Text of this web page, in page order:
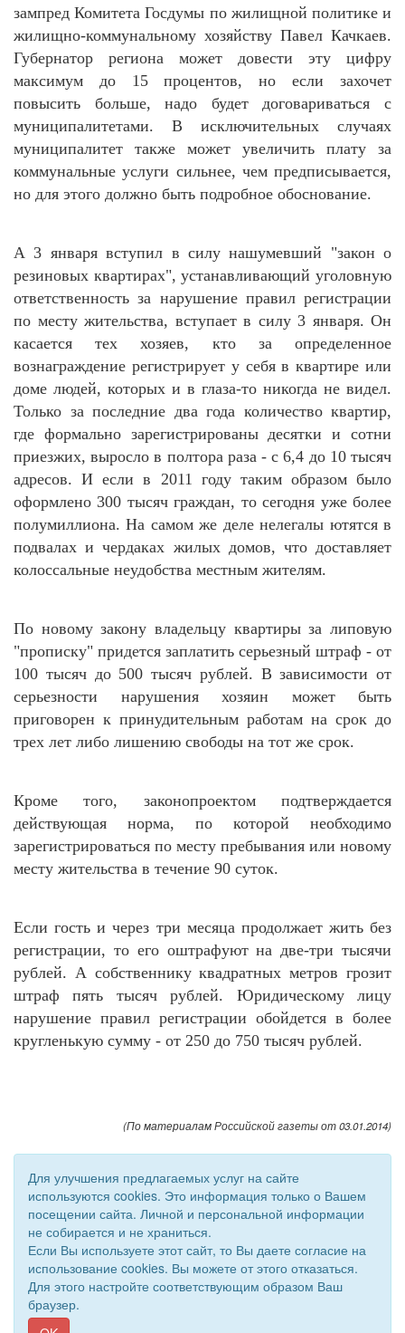
зампред Комитета Госдумы по жилищной политике и
жилищно-коммунальному хозяйству Павел Качкаев.
Губернатор региона может довести эту цифру
максимум до 15 процентов, но если захочет
повысить больше, надо будет договариваться с
муниципалитетами. В исключительных случаях
муниципалитет также может увеличить плату за
коммунальные услуги сильнее, чем предписывается,
но для этого должно быть подробное обоснование.
А 3 января вступил в силу нашумевший "закон о
резиновых квартирах", устанавливающий уголовную
ответственность за нарушение правил регистрации
по месту жительства, вступает в силу 3 января. Он
касается тех хозяев, кто за определенное
вознаграждение регистрирует у себя в квартире или
доме людей, которых и в глаза-то никогда не видел.
Только за последние два года количество квартир,
где формально зарегистрированы десятки и сотни
приезжих, выросло в полтора раза - с 6,4 до 10 тысяч
адресов. И если в 2011 году таким образом было
оформлено 300 тысяч граждан, то сегодня уже более
полумиллиона. На самом же деле нелегалы ютятся в
подвалах и чердаках жилых домов, что доставляет
колоссальные неудобства местным жителям.
По новому закону владельцу квартиры за липовую
"прописку" придется заплатить серьезный штраф - от
100 тысяч до 500 тысяч рублей. В зависимости от
серьезности нарушения хозяин может быть
приговорен к принудительным работам на срок до
трех лет либо лишению свободы на тот же срок.
Кроме того, законопроектом подтверждается
действующая норма, по которой необходимо
зарегистрироваться по месту пребывания или новому
месту жительства в течение 90 суток.
Если гость и через три месяца продолжает жить без
регистрации, то его оштрафуют на две-три тысячи
рублей. А собственнику квадратных метров грозит
штраф пять тысяч рублей. Юридическому лицу
нарушение правил регистрации обойдется в более
кругленькую сумму - от 250 до 750 тысяч рублей.
(По материалам Российской газеты от 03.01.2014)
© 2011 - 2026 Уполномоченный по правам человека. Все
права защищены.
Сайт создан при поддержке «
Для улучшения предлагаемых услуг на сайте
используются cookies. Это информация только о Вашем
посещении сайта. Личной и персональной информации
не собирается и не храниться.
Если Вы используете этот сайт, то Вы даете согласие на
использование cookies. Вы можете от этого отказаться.
Для этого настройте соответствующим образом Ваш
браузер.